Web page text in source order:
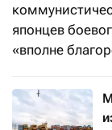
японцев
«вполне